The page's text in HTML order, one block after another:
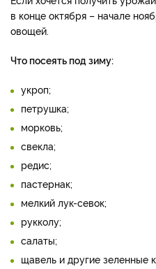
в конце октября – начале
овощей.
Что посеять под зиму:
укроп;
петрушка;
морковь;
свекла;
редис;
пастернак;
мелкий лук-севок;
рукколу;
салаты;
щавель и другие зеленные